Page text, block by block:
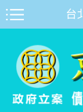
台